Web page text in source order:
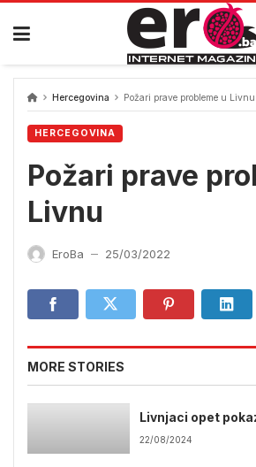
Skip
content
Hercegovina Požari prave probleme u Livnu
HERCEGOVINA
Požari prave
Livnu
EroBa — 25/03/2022
MORE STORIES
Livnjaci opet
22/08/2024